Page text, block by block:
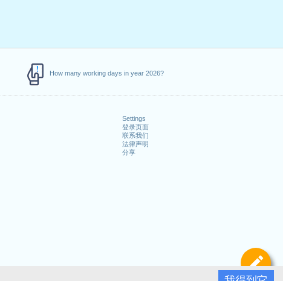
How many working days in year 2026?
Settings
登录页面
联系我们
法律声明
分享
定